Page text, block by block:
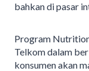
bahkan di pasar
Program
Telkom dalam
konsumen akan